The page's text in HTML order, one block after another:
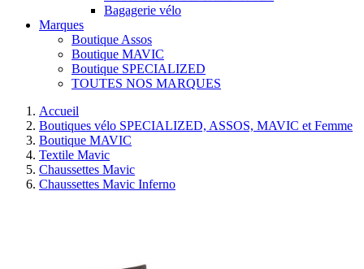
Bagagerie vélo
Marques
Boutique Assos
Boutique MAVIC
Boutique SPECIALIZED
TOUTES NOS MARQUES
Accueil
Boutiques vélo SPECIALIZED, ASSOS, MAVIC et Femme
Boutique MAVIC
Textile Mavic
Chaussettes Mavic
Chaussettes Mavic Inferno